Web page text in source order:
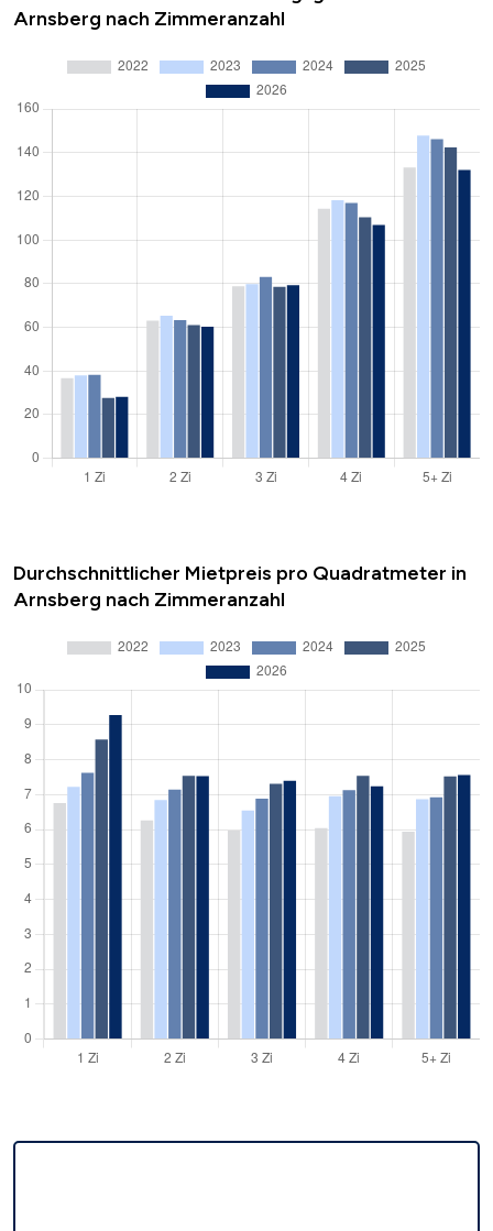
Arnsberg nach Zimmeranzahl
Durchschnittlicher Mietpreis pro Quadratmeter in
Arnsberg nach Zimmeranzahl